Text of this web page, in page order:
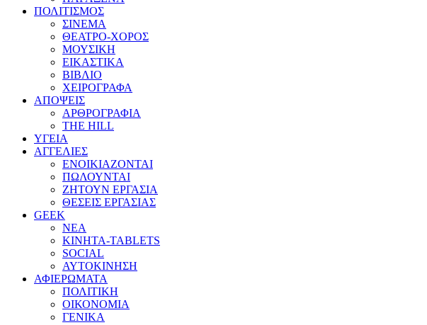
ΠΟΛΙΤΙΣΜΟΣ
ΣΙΝΕΜΑ
ΘΕΑΤΡΟ-ΧΟΡΟΣ
ΜΟΥΣΙΚΗ
ΕΙΚΑΣΤΙΚΑ
ΒΙΒΛΙΟ
ΧΕΙΡΟΓΡΑΦΑ
ΑΠΟΨΕΙΣ
ΑΡΘΡΟΓΡΑΦΙΑ
THE HILL
ΥΓΕΙΑ
ΑΓΓΕΛΙΕΣ
ΕΝΟΙΚΙΑΖΟΝΤΑΙ
ΠΩΛΟΥΝΤΑΙ
ΖΗΤΟΥΝ ΕΡΓΑΣΙΑ
ΘΕΣΕΙΣ ΕΡΓΑΣΙΑΣ
GEEK
ΝΕΑ
ΚΙΝΗΤΑ-TABLETS
SOCIAL
ΑΥΤΟΚΙΝΗΣΗ
ΑΦΙΕΡΩΜΑΤΑ
ΠΟΛΙΤΙΚΗ
ΟΙΚΟΝΟΜΙΑ
ΓΕΝΙΚΑ